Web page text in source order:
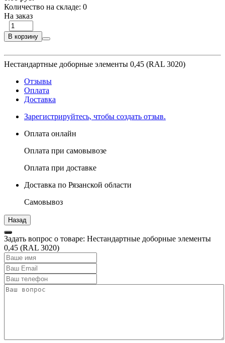
Количество на складе: 0
На заказ
В корзину
Нестандартные доборные элементы 0,45 (RAL 3020)
Отзывы
Оплата
Доставка
Зарегистрируйтесь, чтобы создать отзыв.
Оплата онлайн
Оплата при самовывозе
Оплата при доставке
Доставка по Рязанской области
Самовывоз
Задать вопрос о товаре: Нестандартные доборные элементы
0,45 (RAL 3020)